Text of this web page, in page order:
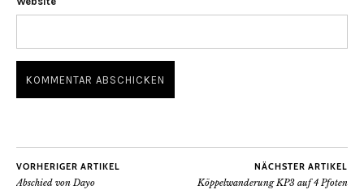
VORHERIGER ARTIKEL
Abschied von Dayo
NÄCHSTER ARTIKEL
Köppelwanderung KP3 auf 4 Pfoten